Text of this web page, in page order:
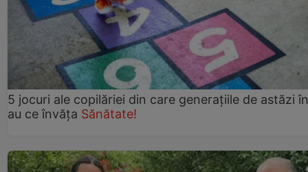
5 jocuri ale copilăriei din care generațiile de astăzi
au ce învăța Sănătate!